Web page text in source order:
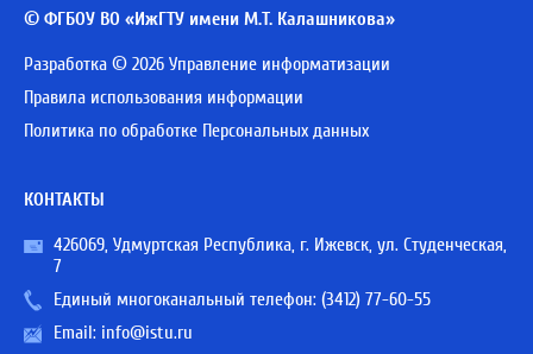
© ФГБОУ ВО «ИжГТУ имени М.Т. Калашникова»
Разработка © 2026 Управление информатизации
Правила использования информации
Политика по обработке Персональных данных
КОНТАКТЫ
426069, Удмуртская Республика, г. Ижевск, ул. Студенческая,
7
Единый многоканальный телефон: (3412) 77-60-55
Email: info@istu.ru